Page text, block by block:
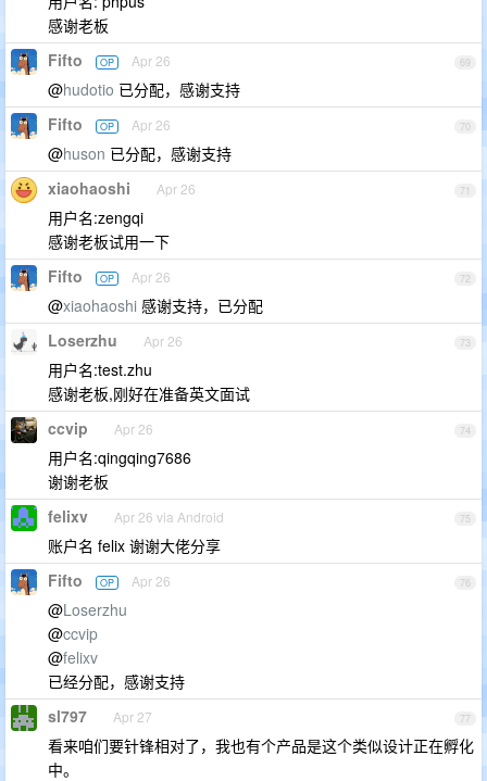
感谢老板
69
Fifto OP Apr 26
@hudotio 已分配，感谢支持
70
Fifto OP Apr 26
@huson 已分配，感谢支持
71
xiaohaoshi Apr 26
用户名:zengqi
感谢老板试用一下
72
Fifto OP Apr 26
@xiaohaoshi 感谢支持，已分配
73
Loserzhu Apr 26
用户名:test.zhu
感谢老板,刚好在准备英文面试
74
ccvip Apr 26
用户名:qingqing7686
谢谢老板
75
felixv Apr 26 via Android
账户名 felix 谢谢大佬分享
76
Fifto OP Apr 26
@Loserzhu
@ccvip
@felixv
已经分配，感谢支持
77
sl797 Apr 27
看来咱们要针锋相对了，我也有个产品是这个类似设计正在孵化
中。